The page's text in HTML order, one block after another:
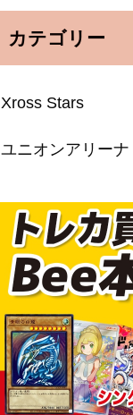
カテゴリー
Xross Stars
ユニオンアリーナ